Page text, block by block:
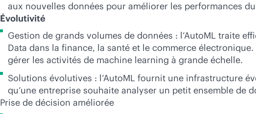
aux nouvelles données pour améliorer les performances
Évolutivité
Gestion de grands volumes de données : l’AutoML traite
Data dans la finance, la santé et le commerce
gérer les activités de machine learning à grande échelle.
Solutions évolutives : l’AutoML fournit une infrastructure
qu’une entreprise souhaite analyser un petit ensemble de
Prise de décision améliorée